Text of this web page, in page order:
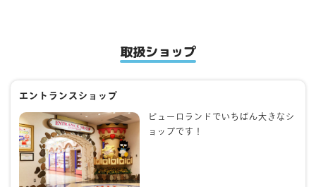
取扱ショップ
エントランスショップ
ピューロランドでいちばん大きなシ
ョップです！